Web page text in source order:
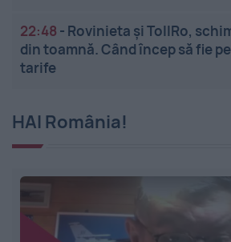
22:48 - Rovinieta și TollRo,
din toamnă. Când încep să fie
tarife
HAI România!